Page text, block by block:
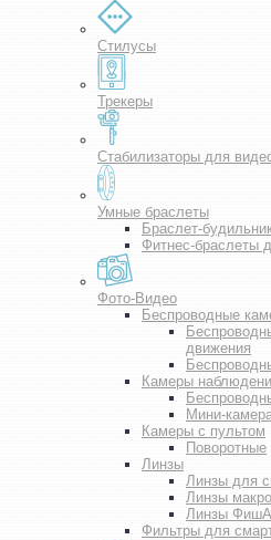
Стилусы
Трекеры
Стабилизаторы для
Умные браслеты
Браслет-
Фитнес-браслеты
Фото-Видео
Беспроводные
движения
Камеры
Мини-
Камеры с пультом
Поворотные
Линзы
Линзы для
Линзы
Линзы
Фильтры для